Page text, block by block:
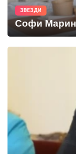
ЗВЕЗДИ
Софи